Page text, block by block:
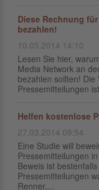
Diese Rechnung
bezahlen!
10.05.2014 14:10
Lesen Sie hier,
Media Network an
bezahlen sollten! Die
Pressemitteilungen
Helfen kostenlose
27.03.2014 09:54
Eine Studie will
Pressemitteilungen
Beweis ist
Pressemitteilungen
Renner,...